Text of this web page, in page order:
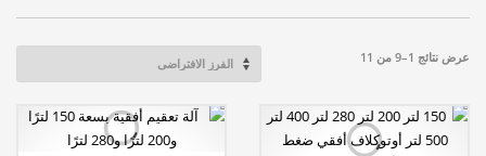
عرض نتائج 1–9 من 11